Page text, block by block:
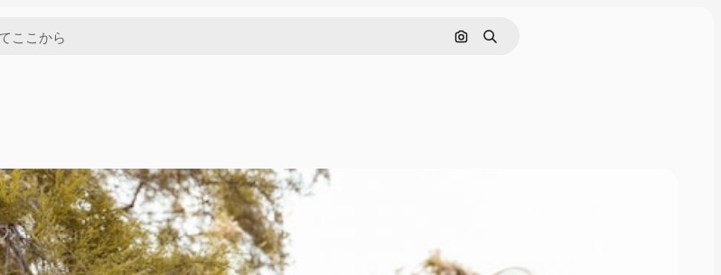
画像で検索
検索